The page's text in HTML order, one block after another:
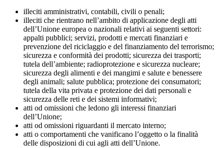
illeciti amministrativi, contabili, civili o penali;
illeciti che rientrano nell’ambito di applicazione degli atti
dell’Unione europea o nazionali relativi ai seguenti settori:
appalti pubblici; servizi, prodotti e mercati finanziari e
prevenzione del riciclaggio e del finanziamento del terrorismo;
sicurezza e conformità dei prodotti; sicurezza dei trasporti;
tutela dell’ambiente; radioprotezione e sicurezza nucleare;
sicurezza degli alimenti e dei mangimi e salute e benessere
degli animali; salute pubblica; protezione dei consumatori;
tutela della vita privata e protezione dei dati personali e
sicurezza delle reti e dei sistemi informativi;
atti od omissioni che ledono gli interessi finanziari
dell’Unione;
atti od omissioni riguardanti il mercato interno;
atti o comportamenti che vanificano l’oggetto o la finalità
delle disposizioni di cui agli atti dell’Unione.